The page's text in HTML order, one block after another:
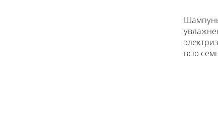
всю